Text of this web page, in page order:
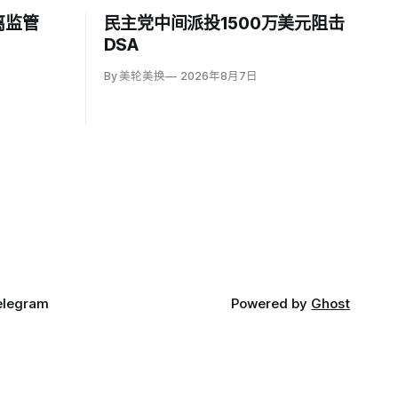
监管
民主党中间派投1500万美元阻击
DSA
By 美轮美换 2026年8月7日
Powered by Ghost